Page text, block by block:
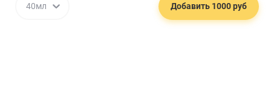
40мл Добавить 1000 руб